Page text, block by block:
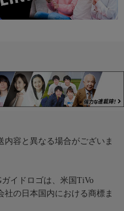
内容と異なる場合がございま
イドロゴは、米国TiVo
社の日本国内における商標ま